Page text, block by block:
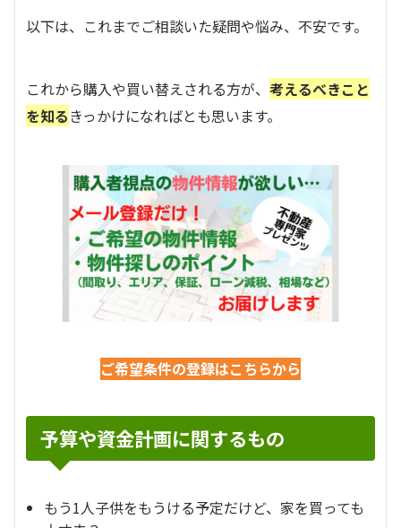
以下は、これまでご相談いた疑問や悩み、不安です。
これから購入や買い替えされる方が、 考えるべきこと
を知るきっかけになればとも思います。
ご希望条件の登録はこちらから
予算や資金計画に関するもの
もう1人子供をもうける予定だけど、家を買っても